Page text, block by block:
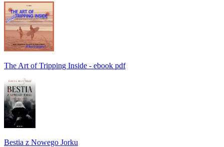
The Art of Tripping Inside - ebook pdf
Bestia z Nowego Jorku